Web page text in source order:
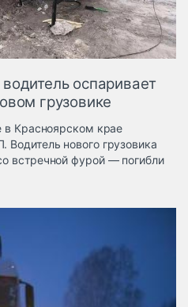
и
грузы
и
и ВЭД
шины
масла и
оспаривает
грузовике
в Красноярском крае
нового грузовика
встречной фурой — погибли